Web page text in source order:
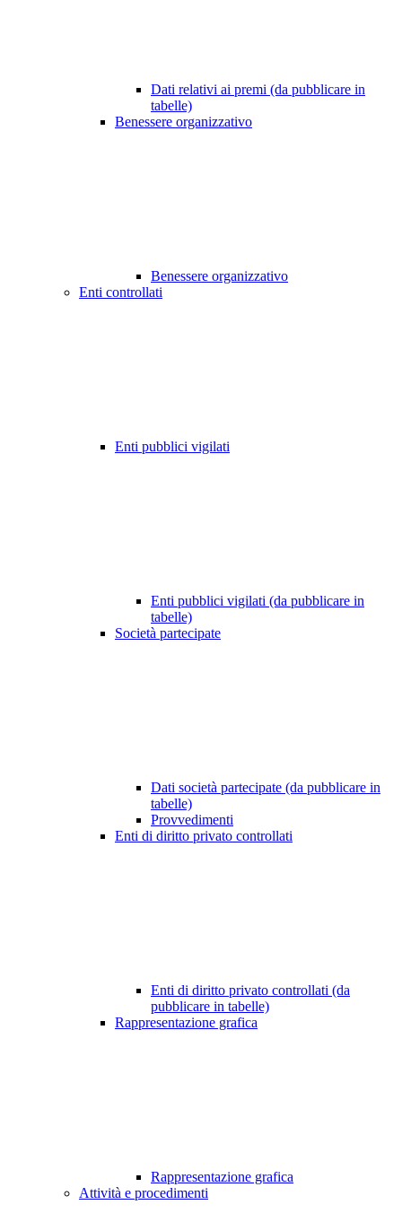
Dati relativi ai premi (da pubblicare in
tabelle)
Benessere organizzativo
Benessere organizzativo
Enti controllati
Enti pubblici vigilati
Enti pubblici vigilati (da pubblicare in
tabelle)
Società partecipate
Dati società partecipate (da pubblicare in
tabelle)
Provvedimenti
Enti di diritto privato controllati
Enti di diritto privato controllati (da
pubblicare in tabelle)
Rappresentazione grafica
Rappresentazione grafica
Attività e procedimenti